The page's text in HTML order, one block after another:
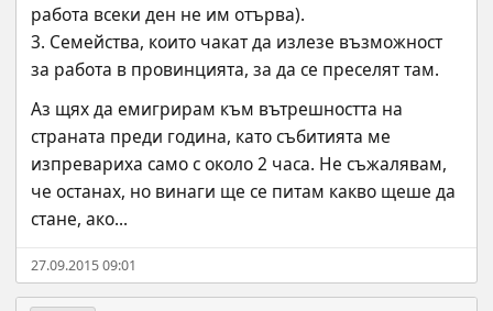
работа всеки ден не им отърва).
3. Семейства, които чакат да излезе възможност
за работа в провинцията, за да се преселят там.
Аз щях да емигрирам към вътрешността на
страната преди година, като събитията ме
изпревариха само с около 2 часа. Не съжалявам,
че останах, но винаги ще се питам какво щеше да
стане, ако...
27.09.2015 09:01